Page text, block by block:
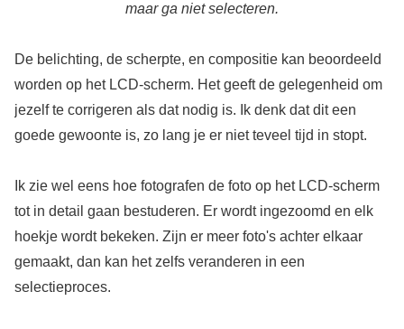
maar ga niet selecteren.
De belichting, de scherpte, en compositie kan beoordeeld
worden op het LCD-scherm. Het geeft de gelegenheid om
jezelf te corrigeren als dat nodig is. Ik denk dat dit een
goede gewoonte is, zo lang je er niet teveel tijd in stopt.
Ik zie wel eens hoe fotografen de foto op het LCD-scherm
tot in detail gaan bestuderen. Er wordt ingezoomd en elk
hoekje wordt bekeken. Zijn er meer foto's achter elkaar
gemaakt, dan kan het zelfs veranderen in een
selectieproces.